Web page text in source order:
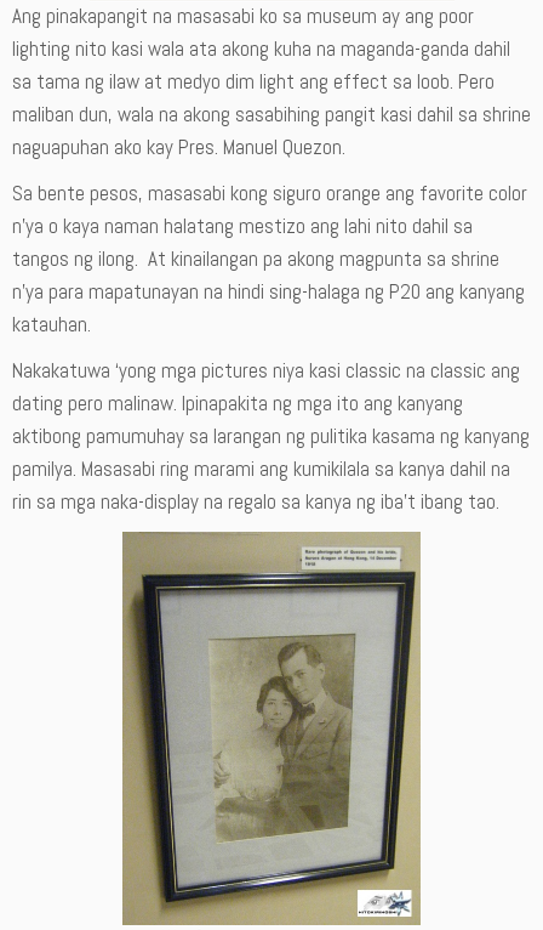
Ang pinakapangit na masasabi ko sa museum ay ang poor
lighting nito kasi wala ata akong kuha na maganda-ganda dahil
sa tama ng ilaw at medyo dim light ang effect sa loob. Pero
maliban dun, wala na akong sasabihing pangit kasi dahil sa shrine
naguapuhan ako kay Pres. Manuel Quezon.
Sa bente pesos, masasabi kong siguro orange ang favorite color
n’ya o kaya naman halatang mestizo ang lahi nito dahil sa
tangos ng ilong. At kinailangan pa akong magpunta sa shrine
n’ya para mapatunayan na hindi sing-halaga ng P20 ang kanyang
katauhan.
Nakakatuwa ‘yong mga pictures niya kasi classic na classic ang
dating pero malinaw. Ipinapakita ng mga ito ang kanyang
aktibong pamumuhay sa larangan ng pulitika kasama ng kanyang
pamilya. Masasabi ring marami ang kumikilala sa kanya dahil na
rin sa mga naka-display na regalo sa kanya ng iba’t ibang tao.